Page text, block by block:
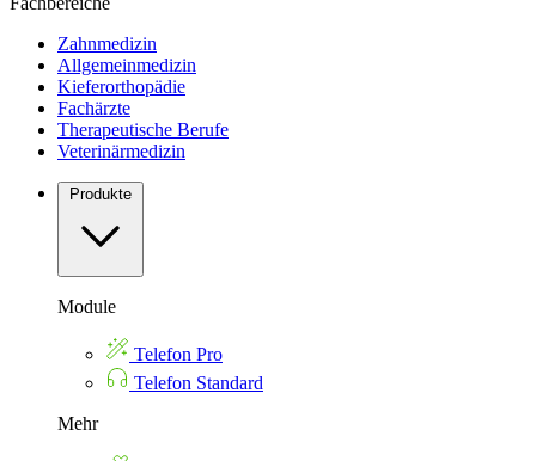
Zahnmedizin
Allgemeinmedizin
Kieferorthopädie
Fachärzte
Therapeutische Berufe
Veterinärmedizin
Produkte
Module
Telefon Pro
Telefon Standard
Mehr